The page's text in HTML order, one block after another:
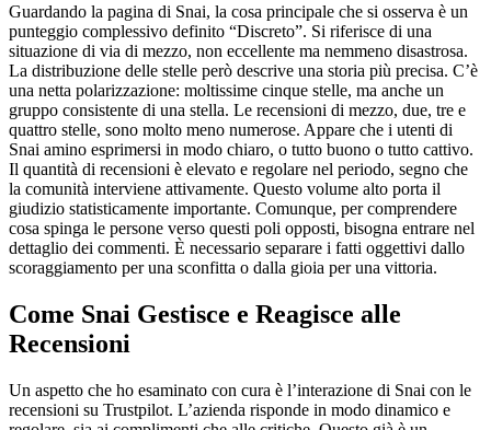
Guardando la pagina di Snai, la cosa principale che si osserva è un
punteggio complessivo definito “Discreto”. Si riferisce di una
situazione di via di mezzo, non eccellente ma nemmeno disastrosa.
La distribuzione delle stelle però descrive una storia più precisa. C’è
una netta polarizzazione: moltissime cinque stelle, ma anche un
gruppo consistente di una stella. Le recensioni di mezzo, due, tre e
quattro stelle, sono molto meno numerose. Appare che i utenti di
Snai amino esprimersi in modo chiaro, o tutto buono o tutto cattivo.
Il quantità di recensioni è elevato e regolare nel periodo, segno che
la comunità interviene attivamente. Questo volume alto porta il
giudizio statisticamente importante. Comunque, per comprendere
cosa spinga le persone verso questi poli opposti, bisogna entrare nel
dettaglio dei commenti. È necessario separare i fatti oggettivi dallo
scoraggiamento per una sconfitta o dalla gioia per una vittoria.
Come Snai Gestisce e Reagisce alle
Recensioni
Un aspetto che ho esaminato con cura è l’interazione di Snai con le
recensioni su Trustpilot. L’azienda risponde in modo dinamico e